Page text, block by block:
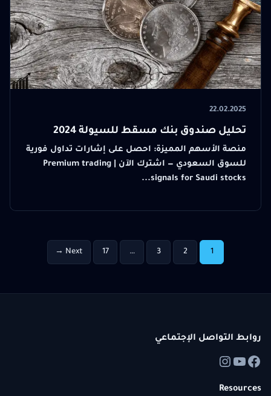
22.02.2025
تحليل صندوق بنك مسقط للسيولة 2024
منصة الأسهم المميزة: احصل على إشارات تداول فورية
للسوق السعودي — اشترك الآن | Premium trading
signals for Saudi stocks...
1
2
3
…
17
Next →
روابط التواصل الإجتماعي
Resources